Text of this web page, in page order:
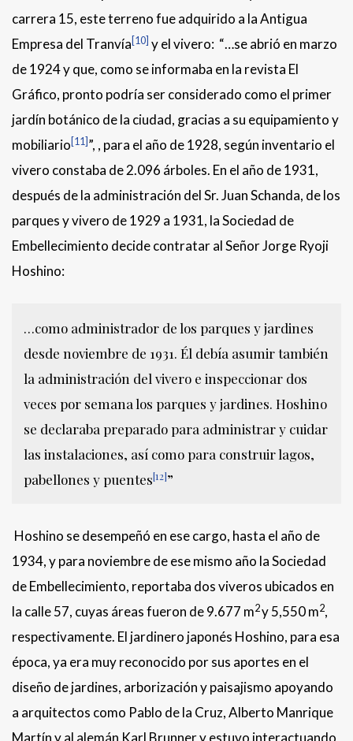
carrera 15, este terreno fue adquirido a la Antigua
Empresa del Tranvía[10] y el vivero: “…se abrió en marzo
de 1924 y que, como se informaba en la revista El
Gráfico, pronto podría ser considerado como el primer
jardín botánico de la ciudad, gracias a su equipamiento y
mobiliario[11]”, , para el año de 1928, según inventario el
vivero constaba de 2.096 árboles. En el año de 1931,
después de la administración del Sr. Juan Schanda, de los
parques y vivero de 1929 a 1931, la Sociedad de
Embellecimiento decide contratar al Señor Jorge Ryoji
Hoshino:
…como administrador de los parques y jardines
desde noviembre de 1931. Él debía asumir también
la administración del vivero e inspeccionar dos
veces por semana los parques y jardines. Hoshino
se declaraba preparado para administrar y cuidar
las instalaciones, así como para construir lagos,
pabellones y puentes[12]”
Hoshino se desempeñó en ese cargo, hasta el año de
1934, y para noviembre de ese mismo año la Sociedad
de Embellecimiento, reportaba dos viveros ubicados en
la calle 57, cuyas áreas fueron de 9.677 m2y 5,550 m2,
respectivamente. El jardinero japonés Hoshino, para esa
época, ya era muy reconocido por sus aportes en el
diseño de jardines, arborización y paisajismo apoyando
a arquitectos como Pablo de la Cruz, Alberto Manrique
Martín y al alemán Karl Brunner y estuvo interactuando